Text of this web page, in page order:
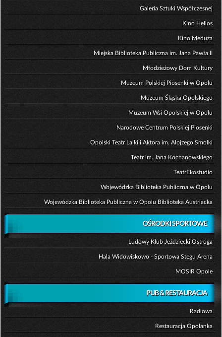
Galeria Sztuki Współczesnej
Kino Helios
Kino Meduza
Miejska Biblioteka Publiczna im. Jana Pawła II
Młodzieżowy Dom Kultury
Muzeum Polskiej Piosenki w Opolu
Muzeum Śląska Opolskiego
Muzeum Wsi Opolskiej w Opolu
Narodowe Centrum Polskiej Piosenki
Opolski Teatr Lalki i Aktora im. Alojzego Smolki
Teatr im. Jana Kochanowskiego
TeatrEkostudio
Wojewódzka Biblioteka Publiczna w Opolu
Wojewódzka Biblioteka Publiczna w Opolu Biblioteka Austriacka
OŚRODKI SPORTOWE
Ludowy Klub Jeździecki Ostroga
Hala Widowiskowo - Sportowa Stegu Arena
MOSIR Opole
PUB & RESTAURACJA
Radiowa
Restauracja Opolanka